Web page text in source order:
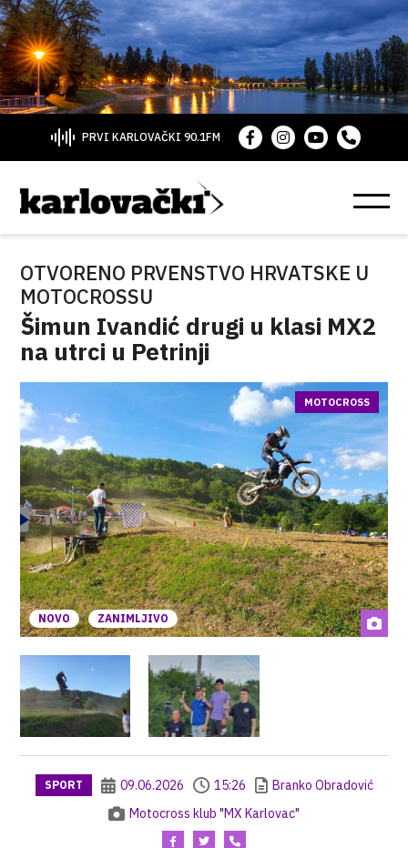
PRVI KARLOVAČKI 90.1FM
OTVORENO PRVENSTVO HRVATSKE U
MOTOCROSSU
Šimun Ivandić drugi u klasi MX2
na utrci u Petrinji
NOVO ZANIMLJIVO
MOTOCROSS
SPORT 09.06.2026 15:26
Branko Obradović
Motocross klub "MX Karlovac"